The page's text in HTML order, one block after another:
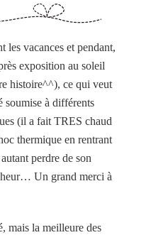
les vacances et pendant,
exposition au soleil
histoire^^), ce qui veut
soumise à différents
(il a fait TRES chaud
thermique en rentrant
perdre de son
Un grand merci à
mais la meilleure des